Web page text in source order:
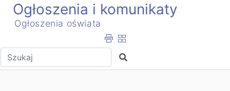
Ogłoszenia i komunikaty
Ogłoszenia oświata
Wpisz tekst do wyszukania Szukaj